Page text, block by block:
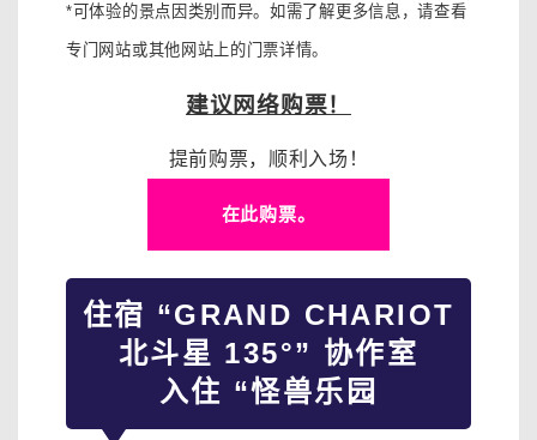
*可体验的景点因类别而异。如需了解更多信息，请查看
专门网站或其他网站上的门票详情。
建议网络购票！
提前购票，顺利入场！
在此购票。
住宿 “GRAND CHARIOT
北斗星 135°” 协作室
入住 “怪兽乐园